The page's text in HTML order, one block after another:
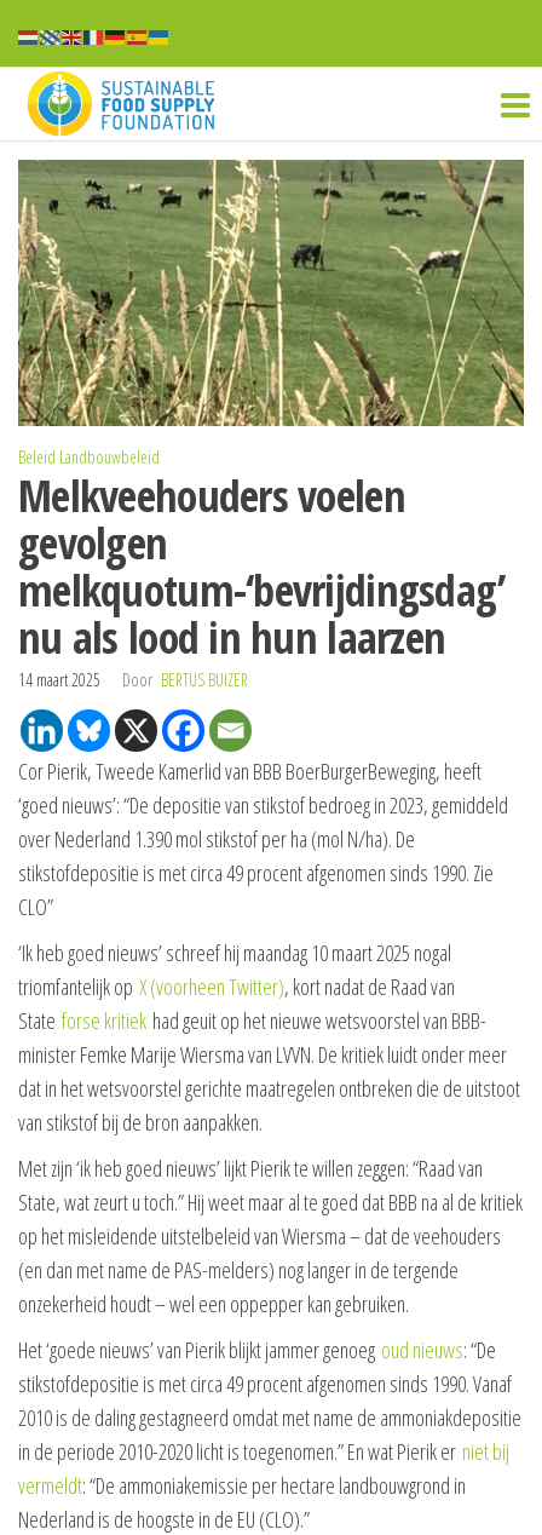
naar
inhoud
food
supply
Beleid Landbouwbeleid
Melkveehouders voelen
gevolgen
melkquotum-‘bevrijdingsdag’
nu als lood in hun laarzen
14 maart 2025 Door BERTUS BUIZER
Cor Pierik, Tweede Kamerlid van BBB BoerBurgerBeweging, heeft
‘goed nieuws’: “De depositie van stikstof bedroeg in 2023, gemiddeld
over Nederland 1.390 mol stikstof per ha (mol N/ha). De
stikstofdepositie is met circa 49 procent afgenomen sinds 1990. Zie
CLO”
‘Ik heb goed nieuws’ schreef hij maandag 10 maart 2025 nogal
triomfantelijk op X (voorheen Twitter), kort nadat de Raad van
State forse kritiek had geuit op het nieuwe wetsvoorstel van BBB-
minister Femke Marije Wiersma van LVVN. De kritiek luidt onder meer
dat in het wetsvoorstel gerichte maatregelen ontbreken die de uitstoot
van stikstof bij de bron aanpakken.
Met zijn ‘ik heb goed nieuws’ lijkt Pierik te willen zeggen: “Raad van
State, wat zeurt u toch.” Hij weet maar al te goed dat BBB na al de kritiek
op het misleidende uitstelbeleid van Wiersma – dat de veehouders
(en dan met name de PAS-melders) nog langer in de tergende
onzekerheid houdt – wel een oppepper kan gebruiken.
Het ‘goede nieuws’ van Pierik blijkt jammer genoeg oud nieuws: “De
stikstofdepositie is met circa 49 procent afgenomen sinds 1990. Vanaf
2010 is de daling gestagneerd omdat met name de ammoniakdepositie
in de periode 2010-2020 licht is toegenomen.” En wat Pierik er niet bij
vermeldt: “De ammoniakemissie per hectare landbouwgrond in
Nederland is de hoogste in de EU (CLO).”